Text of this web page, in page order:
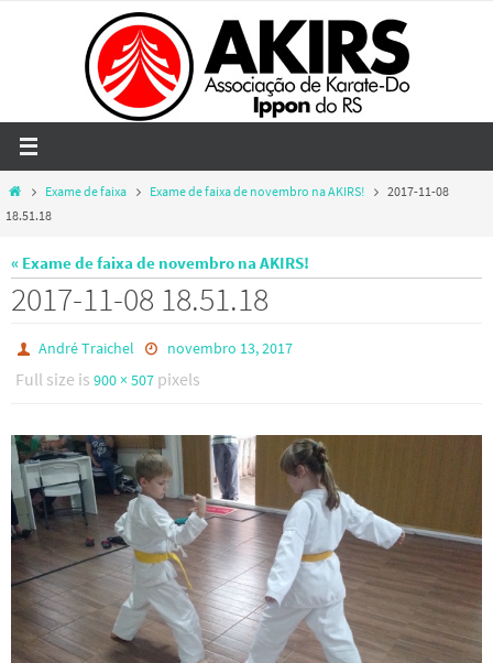
HomeExame de faixa Exame de faixa de novembro na AKIRS!
2017-11-08
18.51.18
« Exame de faixa de novembro na AKIRS!
2017-11-08 18.51.18
André Traichel novembro 13, 2017
Full size is 900 × 507 pixels